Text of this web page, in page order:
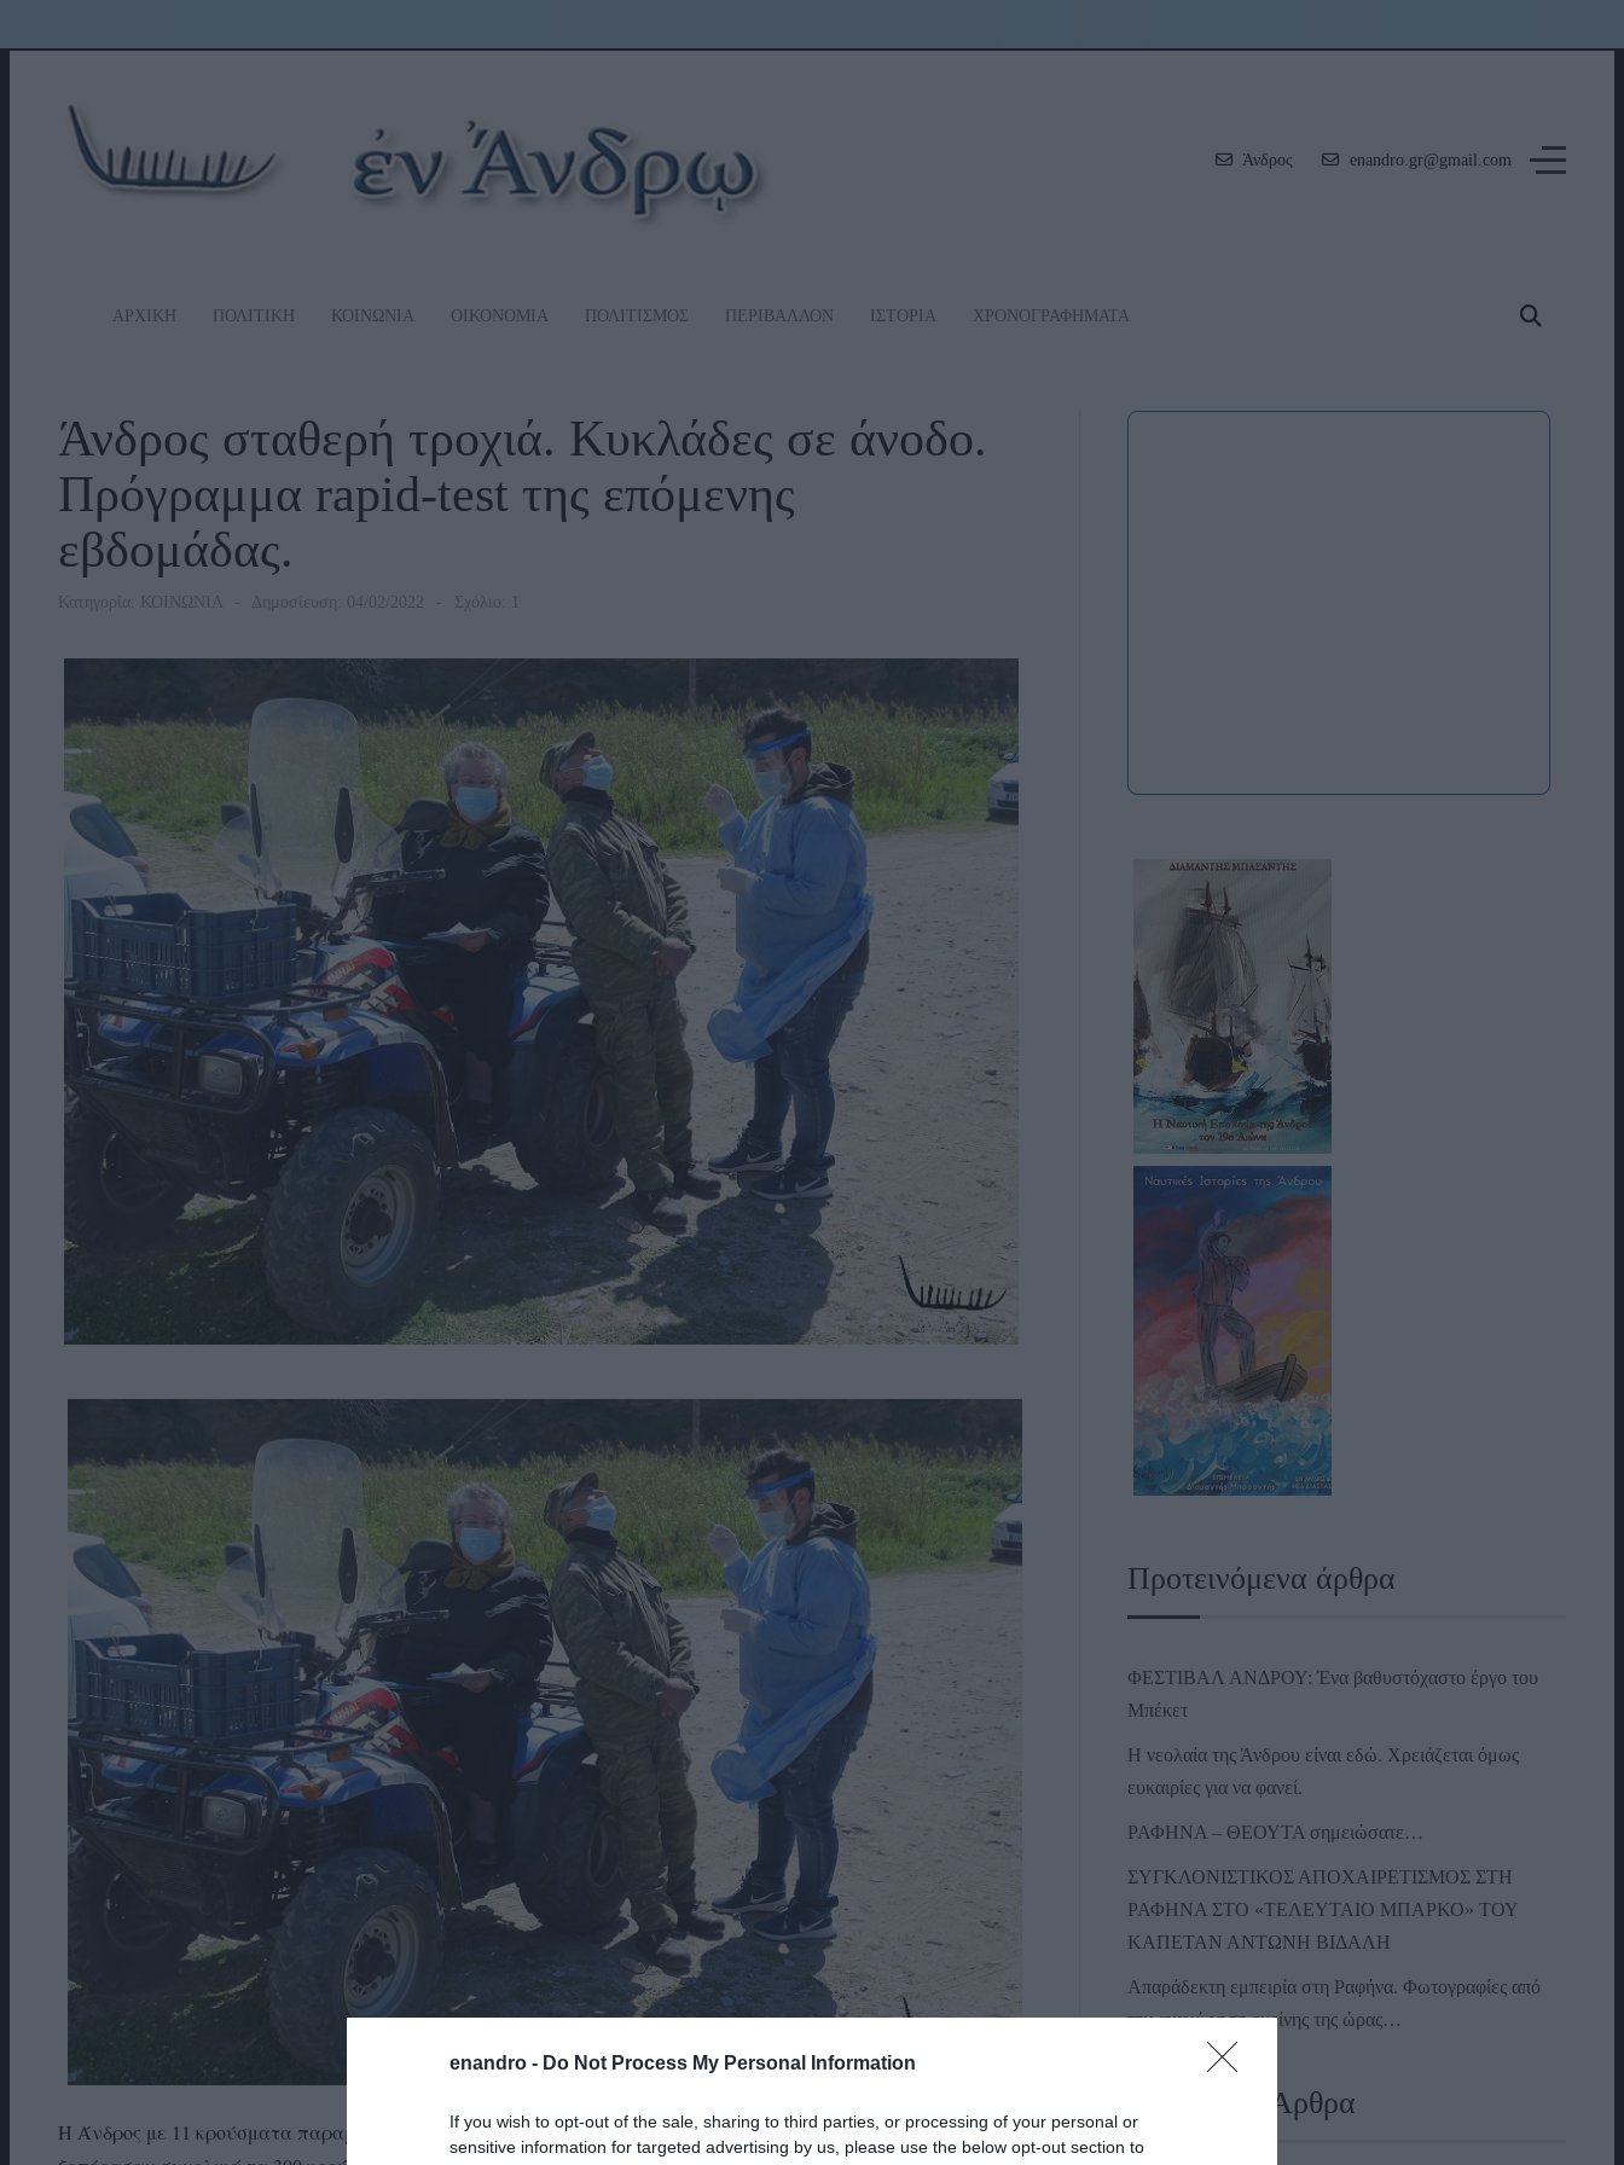
enandro - Do Not Process My Personal Information
If you wish to opt-out of the sale, sharing to third parties, or processing of your personal or
sensitive information for targeted advertising by us, please use the below opt-out section to
Άνδρος enandro.gr@gmail.com
ΑΡΧΙΚΗ ΠΟΛΙΤΙΚΗ ΚΟΙΝΩΝΙΑ ΟΙΚΟΝΟΜΙΑ ΠΟΛΙΤΙΣΜΟΣ ΠΕΡΙΒΑΛΛΟΝ ΙΣΤΟΡΙΑ ΧΡΟΝΟΓΡΑΦΗΜΑΤΑ
Άνδρος σταθερή τροχιά. Κυκλάδες σε άνοδο.
Πρόγραμμα rapid-test της επόμενης
εβδομάδας.
Κατηγορία: ΚΟΙΝΩΝΙΑ Δημοσίευση: 04/02/2022 Σχόλιο: 1
Η Άνδρος με 11 κρούσματα παραμένει στην τροχιά των προηγούμενων ημερών. Αντιθέτως οι Κυκλάδες
Προτεινόμενα άρθρα
ΦΕΣΤΙΒΑΛ ΑΝΔΡΟΥ: Ένα βαθυστόχαστο έργο του
Μπέκετ
Η νεολαία της Άνδρου είναι εδώ. Χρειάζεται όμως
ευκαιρίες για να φανεί.
ΡΑΦΗΝΑ – ΘΕΟΥΤΑ σημειώσατε…
ΣΥΓΚΛΟΝΙΣΤΙΚΟΣ ΑΠΟΧΑΙΡΕΤΙΣΜΟΣ ΣΤΗ
ΡΑΦΗΝΑ ΣΤΟ «ΤΕΛΕΥΤΑΙΟ ΜΠΑΡΚΟ» ΤΟΥ
ΚΑΠΕΤΑΝ ΑΝΤΩΝΗ ΒΙΔΑΛΗ
Απαράδεκτη εμπειρία στη Ραφήνα. Φωτογραφίες από
την αναχώρηση εκείνης της ώρας…
Πρόσφατα Άρθρα